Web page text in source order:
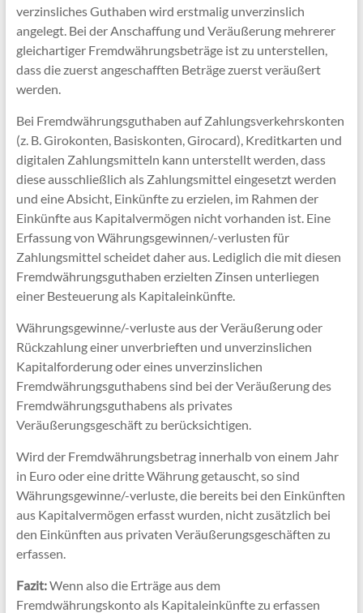
verzinsliches Guthaben wird erstmalig unverzinslich
angelegt. Bei der Anschaffung und Veräußerung mehrerer
gleichartiger Fremdwährungsbeträge ist zu unterstellen,
dass die zuerst angeschafften Beträge zuerst veräußert
werden.
Bei Fremdwährungsguthaben auf Zahlungsverkehrskonten
(z. B. Girokonten, Basiskonten, Girocard), Kreditkarten und
digitalen Zahlungsmitteln kann unterstellt werden, dass
diese ausschließlich als Zahlungsmittel eingesetzt werden
und eine Absicht, Einkünfte zu erzielen, im Rahmen der
Einkünfte aus Kapitalvermögen nicht vorhanden ist. Eine
Erfassung von Währungsgewinnen/-verlusten für
Zahlungsmittel scheidet daher aus. Lediglich die mit diesen
Fremdwährungsguthaben erzielten Zinsen unterliegen
einer Besteuerung als Kapitaleinkünfte.
Währungsgewinne/-verluste aus der Veräußerung oder
Rückzahlung einer unverbrieften und unverzinslichen
Kapitalforderung oder eines unverzinslichen
Fremdwährungsguthabens sind bei der Veräußerung des
Fremdwährungsguthabens als privates
Veräußerungsgeschäft zu berücksichtigen.
Wird der Fremdwährungsbetrag innerhalb von einem Jahr
in Euro oder eine dritte Währung getauscht, so sind
Währungsgewinne/-verluste, die bereits bei den Einkünften
aus Kapitalvermögen erfasst wurden, nicht zusätzlich bei
den Einkünften aus privaten Veräußerungsgeschäften zu
erfassen.
Fazit:Wenn also die Erträge aus dem
Fremdwährungskonto als Kapitaleinkünfte zu erfassen